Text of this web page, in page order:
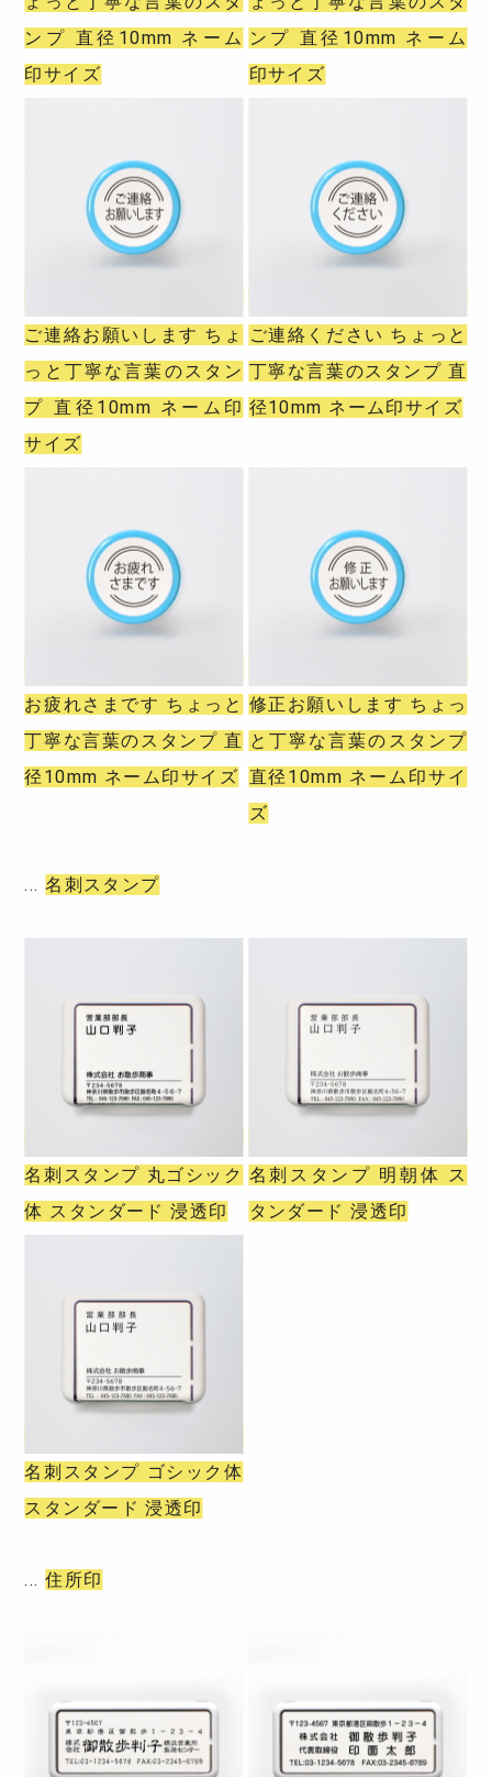
ンプ 直径10mm ネーム
印サイズ
ンプ 直径10mm ネーム
印サイズ
ご連絡お願いします ちょ
っと丁寧な言葉のスタン
プ 直径10mm ネーム印
サイズ
ご連絡ください ちょっと
丁寧な言葉のスタンプ 直
径10mm ネーム印サイズ
お疲れさまです ちょっと
丁寧な言葉のスタンプ 直
径10mm ネーム印サイズ
修正お願いします ちょっ
と丁寧な言葉のスタンプ
直径10mm ネーム印サイ
ズ
名刺スタンプ
名刺スタンプ 丸ゴシック
体 スタンダード 浸透印
名刺スタンプ 明朝体 ス
タンダード 浸透印
名刺スタンプ ゴシック体
スタンダード 浸透印
住所印